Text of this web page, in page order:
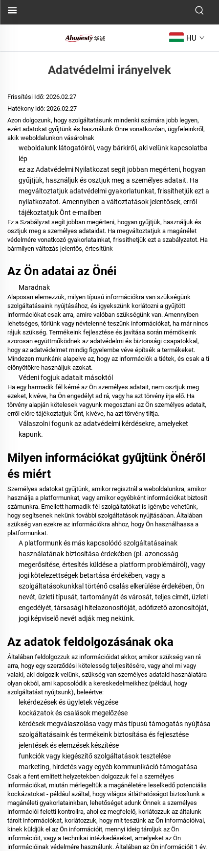
HU
Adatvédelmi irányelvek
Frissítési Idő: 2026.02.27
Hatékony idő: 2026.02.27
Azon dolgozunk, hogy szolgáltatásunk mindenki számára jobb legyen,
ezért adatokat gyűjtünk és használunk Önre vonatkozóan, ügyfeleinkről,
akik weboldalunkon vásárolnak
weboldalunk látogatóiról, vagy bárkiről, aki velünk kapcsolatba
lép
ez az Adatvédelmi Nyilatkozat segít jobban megérteni, hogyan
gyűjtjük, használjuk és osztjuk meg a személyes adatait. Ha
megváltoztatjuk adatvédelmi gyakorlatunkat, frissíthetjük ezt a
nyilatkozatot. Amennyiben a változtatások jelentősek, erről
tájékoztatjuk Önt e-mailben
Ez a Szabályzat segít jobban megérteni, hogyan gyűjtjük, használjuk és
osztjuk meg a személyes adataidat. Ha megváltoztatjuk a magánélet
védelmére vonatkozó gyakorlatainkat, frissíthetjük ezt a szabályzatot. Ha
bármilyen változás jelentős, értesítünk
Az Ön adatai az Önéi
Maradnak
Alaposan elemezzük, milyen típusú információkra van szükségünk
szolgáltatásaink nyújtásához, és igyekszünk korlátozni a gyűjtött
információkat csak arra, amire valóban szükségünk van. Amennyiben
lehetséges, törlünk vagy névtelenné teszünk információkat, ha már nincs
rájuk szükség. Termékeink fejlesztése és javítása során mérnökeink
szorosan együttműködnek az adatvédelmi és biztonsági csapatokkal,
hogy az adatvédelmet mindig figyelembe véve építsék a termékeket.
Mindezen munkánk alapelve az, hogy az információk a tiétek, és csak a ti
előnyötökre használjuk azokat.
Védeni fogjuk adatait másoktól
Ha egy harmadik fél kérné az Ön személyes adatait, nem osztjuk meg
ezeket, kivéve, ha Ön engedélyt ad rá, vagy ha azt törvény írja elő. Ha
törvény alapján kötelesek vagyunk megosztani az Ön személyes adatait,
erről előre tájékoztatjuk Önt, kivéve, ha azt törvény tiltja.
Válaszolni fogunk az adatvédelmi kérdésekre, amelyeket
kapunk.
Milyen információkat gyűjtünk Önéről
és miért
Személyes adatokat gyűjtünk, amikor regisztrál a weboldalunkra, amikor
használja a platformunkat, vagy amikor egyébként információkat biztosít
számunkra. Emellett harmadik fél szolgáltatókat is igénybe vehetünk,
hogy segítsenek nekünk további szolgáltatások nyújtásában. Általában
szükség van ezekre az információkra ahhoz, hogy Ön használhassa a
platformunkat.
A platformunk és más kapcsolódó szolgáltatásainak
használatának biztosítása érdekében (pl. azonosság
megerősítése, értesítés küldése a platform problémáiról), vagy
jogi kötelezettségek betartása érdekében, vagy a
szolgáltatásokunkkal történő csalás elkerülése érdekében, Ön
nevét, üzleti típusát, tartományát és városát, teljes címét, üzleti
engedélyét, társasági hitelazonosítóját, adófizető azonosítóját,
jogi képviselő nevét adják meg nekünk.
Az adatok feldolgozásának oka
Általában feldolgozzuk az információidat akkor, amikor szükség van rá
arra, hogy egy szerződési kötelesség teljesítésére, vagy ahol mi vagy
valaki, aki dolgozik velünk, szükség van személyes adataid használatára
olyan okból, ami kapcsolódik a kereskedelmeikhez (például, hogy
szolgáltatást nyújtsunk), beleértve:
lekérdezések és ügyletek végzése
kockázatok és csalások megelőzése
kérdések megválaszolása vagy más típusú támogatás nyújtása
szolgáltatásaink és termékeink biztosítása és fejlesztése
jelentések és elemzések készítése
funkciók vagy kiegészítő szolgáltatások tesztelése
marketing, hirdetés vagy egyéb kommunikáció támogatása
Csak a fent említett helyzetekben dolgozzuk fel a személyes
információkat, miután mérlegeltük a magánéletére leselkedő potenciális
kockázatokat - például azáltal, hogy világos átláthatóságot biztosítunk a
magánéleti gyakorlatainkban, lehetőséget adunk Önnek a személyes
információi feletti kontrollra, ahol ez megfelelő, korlátozzuk az általunk
tárolt információkat, korlátozzuk, hogy mit teszünk az Ön információival,
kinek küldjük el az Ön információit, mennyi ideig tároljuk az Ön
információit, vagy a technikai intézkedéseket, amelyeket az Ön
információinak védelmére használunk. Általában az Ön információit 1 év.